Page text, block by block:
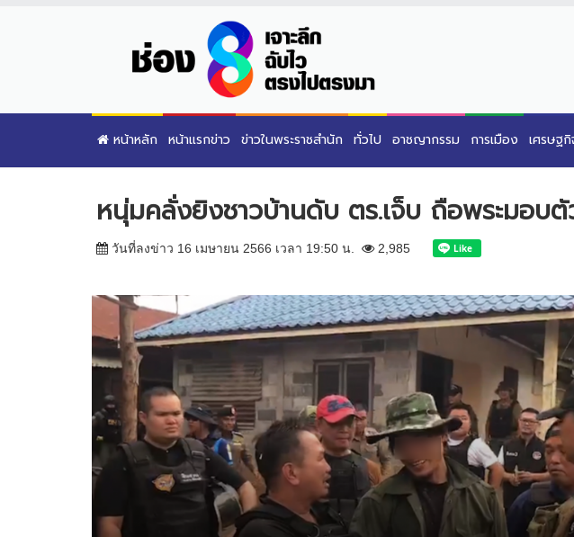
หน้าหลัก หน้าแรกข่าว ข่าวในพระราชสำนัก ทั่วไป อาชญากรรม การเมือง เศรษฐกิ
หนุ่มคลั่งยิงชาวบ้านดับ ตร.เจ็บ ถือพระมอบ
วันที่ลงข่าว 16 เมษายน 2566 เวลา 19:50 น. 2,985